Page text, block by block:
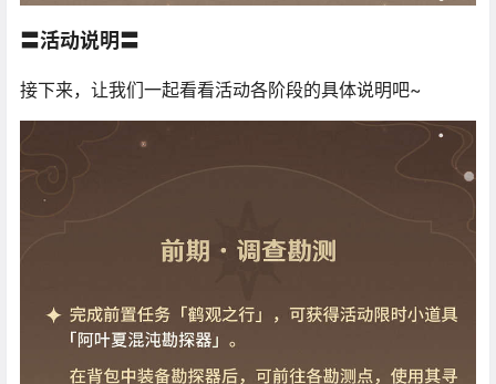
〓活动说明〓
接下来，让我们一起看看活动各阶段的具体说明吧~